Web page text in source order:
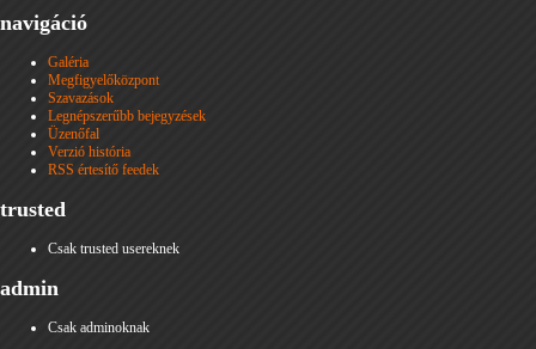
navigáció
Galéria
Megfigyelőközpont
Szavazások
Legnépszerűbb bejegyzések
Üzenőfal
Verzió história
RSS értesítő feedek
trusted
Csak trusted usereknek
admin
Csak adminoknak